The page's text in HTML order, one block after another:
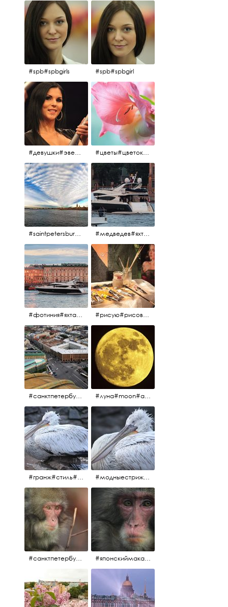
#spb#spbgirls #spb#spbgirl
#девушки#эверласт#everlast#finland#southfinland#helsinki #цветы#цветок#нежность
#saintpetersburg #санктпетербург#нева#троицкиймост#питерскоеутро#петропавловскаякрепость #медведев#яхты#алыепаруса2023#белыеночи2013#санктпетербург #яхтафотиния#yacht#yachtphotinia
#фотиния#яхтафотиния#дмитриймедведев#медведев#яхта#алыепаруса2013#2013#алыепаруса #нева#санктпетербург #yachtphotinia#yacht #рисую#рисовать#краскихолстмасло#картина#холст#кисточки#палитра#художник#портрет#aplgallery
#санктпетербург #исаакиевскийсобор #исакий #луна#moon#апрельскаялуна#санктпетербург
#гранж#стиль#тренд#тренд2017 #модныестрижки#санктпетербург #пеликан #птицы#причёски #модныестрижки#стильныестрижки#причёски#зоопарк #пеликан#санктпетербург #причёскиподуше
#санктпетербург #macacafuscata #macaca #ленинградскийзоопарк #снежнаяобезьяна #японскиймакак #макака #зоопарк #японскиймакак#снежнаяобезьяна#приматы#макака#зоопарк#животные#ленинградскийзоопарк#macaca#macacafuscata#санктпетербург